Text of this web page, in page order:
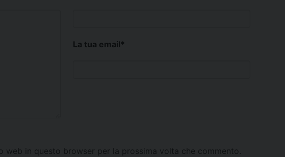
La tua email*
web in questo browser per la prossima volta che commento.